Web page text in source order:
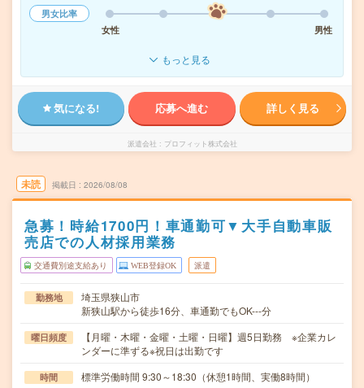
男女比率
女性
男性
もっと見る
気になる! 応募へ進む 詳しく見る
派遣会社 プロフィット株式会社
未読 掲載日 2026/08/08
急募！時給1700円！車通勤可▼大手自動車販
売店での人材採用業務
交通費別途支給あり WEB登録OK 派遣
勤務地
埼玉県狭山市
新狭山駅から徒歩16分、車通勤でもOK---分
曜日頻度
【月曜・木曜・金曜・土曜・日曜】週5日勤務 ※企業カレ
ンダーに準ずる※祝日は出勤です
時間 標準労働時間 9:30～18:30（休憩1時間、実働8時間）